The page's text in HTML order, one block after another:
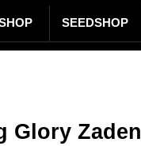
SEEDSHOP
Glory Zaden